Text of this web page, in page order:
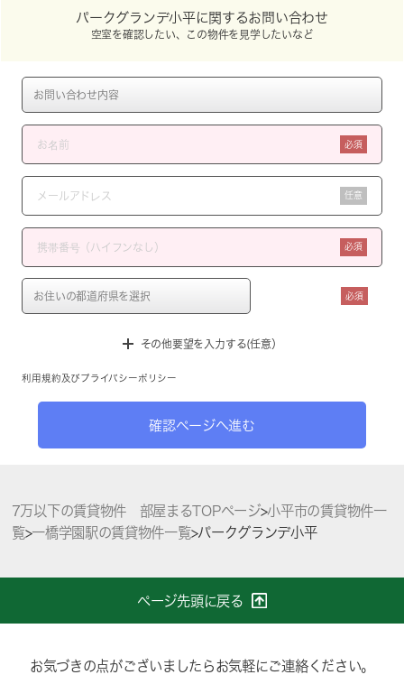
パークグランデ小平に関するお問い合わせ
空室を確認したい、この物件を見学したいなど
必須
任意
必須
必須
その他要望を入力する(任意）
利用規約 及び プライバシーポリシー
確認ページへ進む
7万以下の賃貸物件 部屋まるTOPページ>小平市の賃貸物件一
覧>一橋学園駅の賃貸物件一覧>パークグランデ小平
ページ先頭に戻る
お気づきの点がございましたらお気軽にご連絡ください。